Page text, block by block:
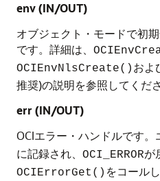
env (IN/OUT)
オブジェクト・モードで初
です。詳細は、
OCIEnvNlsCreate() およ
推奨)の説明を参照してくださ
err (IN/OUT)
OCIエラー・ハンドルです。
に記録され、 OCI_ERRORが
OCIErrorGet() をコール